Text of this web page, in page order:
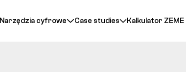
Narzędzia cyfrowe Case studies Kalkulator